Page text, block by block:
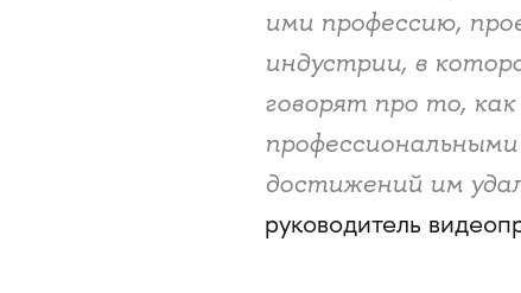
ими профессию,
индустрии, в
говорят про то,
достижений им
руководитель